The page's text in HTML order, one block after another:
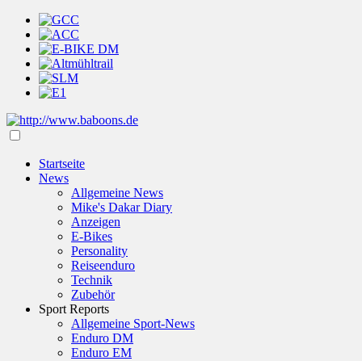
Startseite
News
Allgemeine News
Mike's Dakar Diary
Anzeigen
E-Bikes
Personality
Reiseenduro
Technik
Zubehör
Sport Reports
Allgemeine Sport-News
Enduro DM
Enduro EM